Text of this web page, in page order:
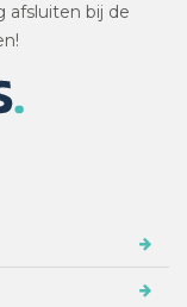
afsluiten bij de